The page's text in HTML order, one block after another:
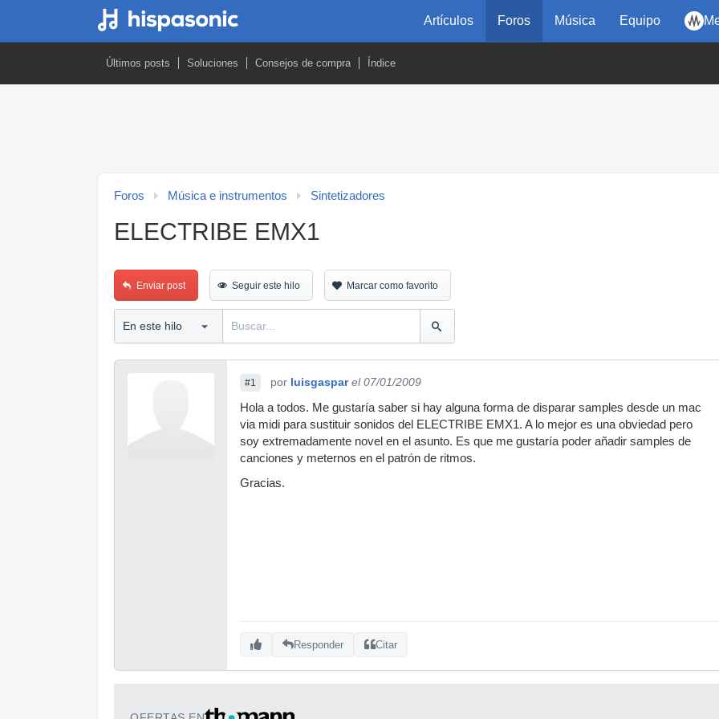
Artículos Foros Música Equipo
Últimos posts Soluciones Consejos de compra Índice
Foros Música e instrumentos Sintetizadores
ELECTRIBE EMX1
Enviar post Seguir este hilo Marcar como favorito
#1 por luisgaspar el 07/01/2009
Hola a todos. Me gustaría saber si hay alguna forma de disparar samples desde un mac
via midi para sustituir sonidos del ELECTRIBE EMX1. A lo mejor es una obviedad pero
soy extremadamente novel en el asunto. Es que me gustaría poder añadir samples de
canciones y meternos en el patrón de ritmos.
Gracias.
Responder Citar